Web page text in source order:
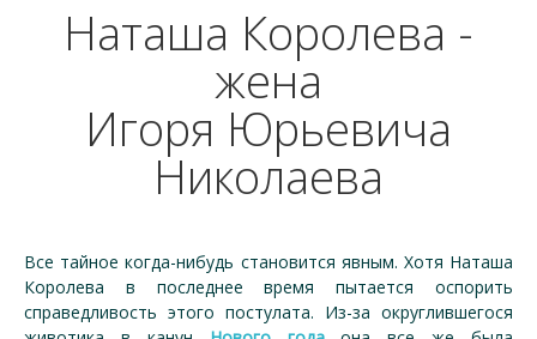
Наташа Королева -
жена
Игоря Юрьевича
Николаева
Все тайное когда-нибудь становится явным. Хотя Наташа
Королева в последнее время пытается оспорить
справедливость этого постулата. Из-за округлившегося